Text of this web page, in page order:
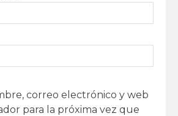
correo electrónico y web
para la próxima vez que